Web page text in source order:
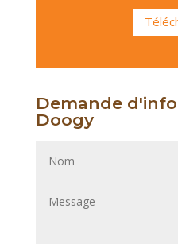
Demande
Doogy